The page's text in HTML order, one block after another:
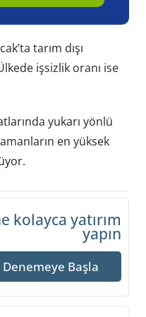
tarım dışı
işsizlik oranı ise
yukarı yönlü
en yüksek
kolayca yatırım
yapın
Denemeye Başla